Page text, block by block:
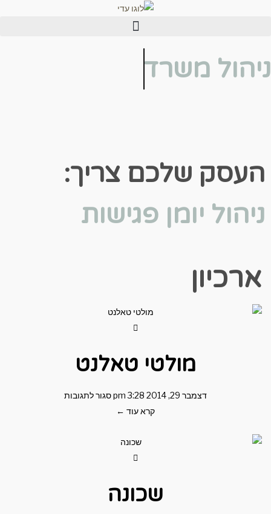
משרד
שלכם צריך:
יומן פגישות
מולטי טאלנט
דצמבר 29, 2014 3:28 pm
סגור לתגובות
קרא עוד ←
שכונה